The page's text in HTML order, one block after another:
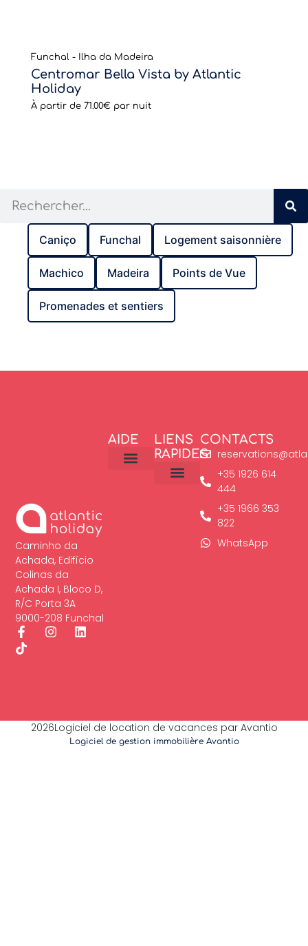
Funchal - Ilha da Madeira
Centromar Bella Vista by Atlantic
Holiday
À partir de 71.00€ par nuit
Caniço Funchal Logement saisonnière
Machico Madeira Points de Vue
Promenades et sentiers
Caminho da
Achada, Edifício
Colinas da
Achada I, Bloco D,
R/C Porta 3A
9000-208 Funchal
LIENS
RAPIDES
AIDE
CONTACTS
+35 1926 614
444
+35 1966 353
822
WhatsApp
2026Logiciel de location de vacances par Avantio
Logiciel de gestion immobilière Avantio